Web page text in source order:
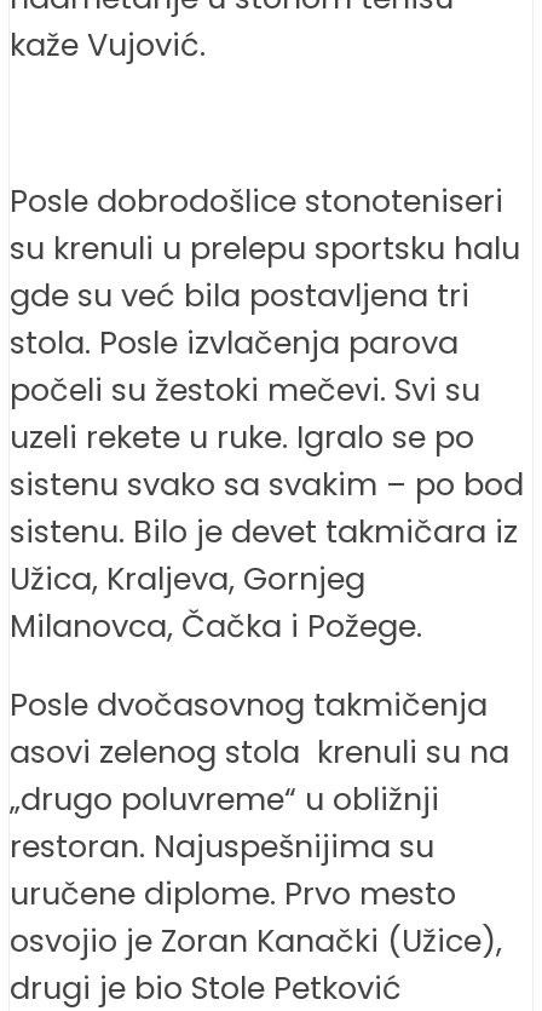
kaže Vujović.
Posle dobrodošlice stonoteniseri
su krenuli u prelepu sportsku halu
gde su već bila postavljena tri
stola. Posle izvlačenja parova
počeli su žestoki mečevi. Svi su
uzeli rekete u ruke. Igralo se po
sistenu svako sa svakim – po bod
sistenu. Bilo je devet takmičara iz
Užica, Kraljeva, Gornjeg
Milanovca, Čačka i Požege.
Posle dvočasovnog takmičenja
asovi zelenog stola krenuli su na
„drugo poluvreme“ u obližnji
restoran. Najuspešnijima su
uručene diplome. Prvo mesto
osvojio je Zoran Kanački (Užice),
drugi je bio Stole Petković